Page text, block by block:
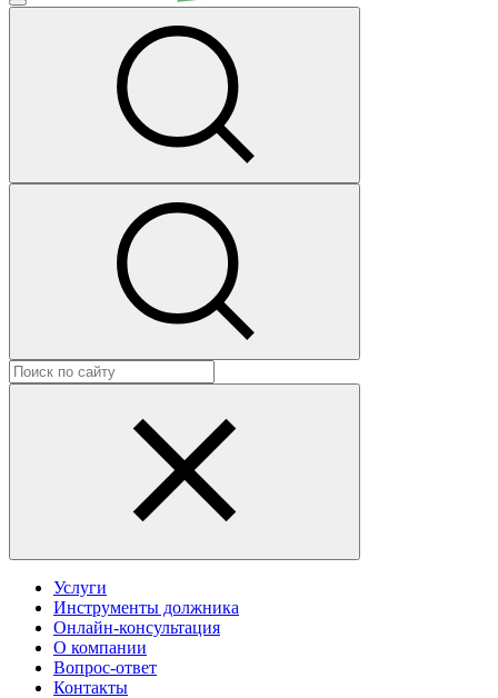
Услуги
Инструменты должника
Онлайн-консультация
О компании
Вопрос-ответ
Контакты